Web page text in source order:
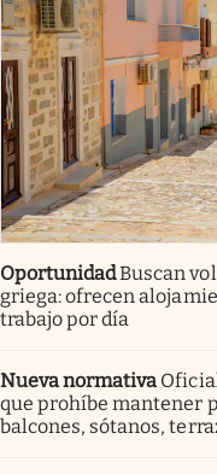
OportunidadBuscan
griega: ofrecen
trabajo por día
Nueva normativa
que prohíbe mantener
balcones, sótanos,